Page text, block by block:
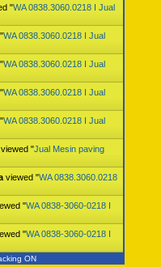
"WA 0838.3060.0218 I Jual
WA 0838.3060.0218 I Jual
WA 0838.3060.0218 I Jual
WA 0838.3060.0218 I Jual
WA 0838.3060.0218 I Jual
viewed "Jual Mesin paving
viewed "WA 0838.3060.0218
"WA 0838-3060-0218 I
"WA 0838-3060-0218 I
ON